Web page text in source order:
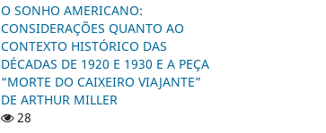
O SONHO AMERICANO:
CONSIDERAÇÕES QUANTO AO
CONTEXTO HISTÓRICO DAS
DÉCADAS DE 1920 E 1930 E A PEÇA
“MORTE DO CAIXEIRO VIAJANTE”
DE ARTHUR MILLER
28